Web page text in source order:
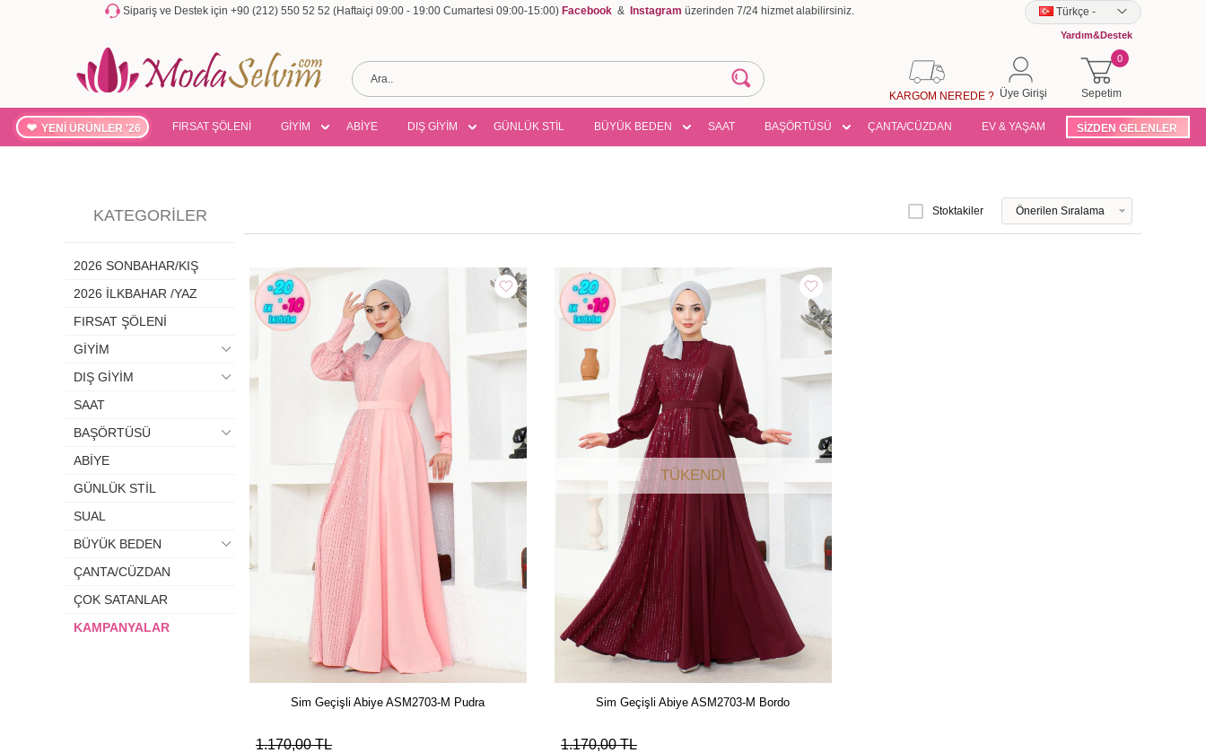
Sipariş ve Destek için +90 (212) 550 52 52 (Haftaiçi 09:00 - 19:00 Cumartesi 09:00-15:00) Facebook & Instagram üzerinden 7/24 hizmet alabilirsiniz. Türkçe -
Yardım&Destek
Sepetim
0
Üye Girişi
KARGOM NEREDE ?
YENİ ÜRÜNLER '26 FIRSAT ŞÖLENİ GİYİM ABİYE DIŞ GİYİM GÜNLÜK STİL BÜYÜK BEDEN SAAT BAŞÖRTÜSÜ ÇANTA/CÜZDAN EV & YAŞAM SİZDEN GELENLER
KATEGORILER
2026 SONBAHAR/KIŞ
2026 İLKBAHAR /YAZ
FIRSAT ŞÖLENİ
GİYİM
DIŞ GİYİM
SAAT
BAŞÖRTÜSÜ
ABİYE
GÜNLÜK STİL
SUAL
BÜYÜK BEDEN
ÇANTA/CÜZDAN
ÇOK SATANLAR
KAMPANYALAR
Stoktakiler
Sim Geçişli Abiye ASM2703-M Pudra
1.170,00 TL
TÜKENDI
Sim Geçişli Abiye ASM2703-M Bordo
1.170,00 TL